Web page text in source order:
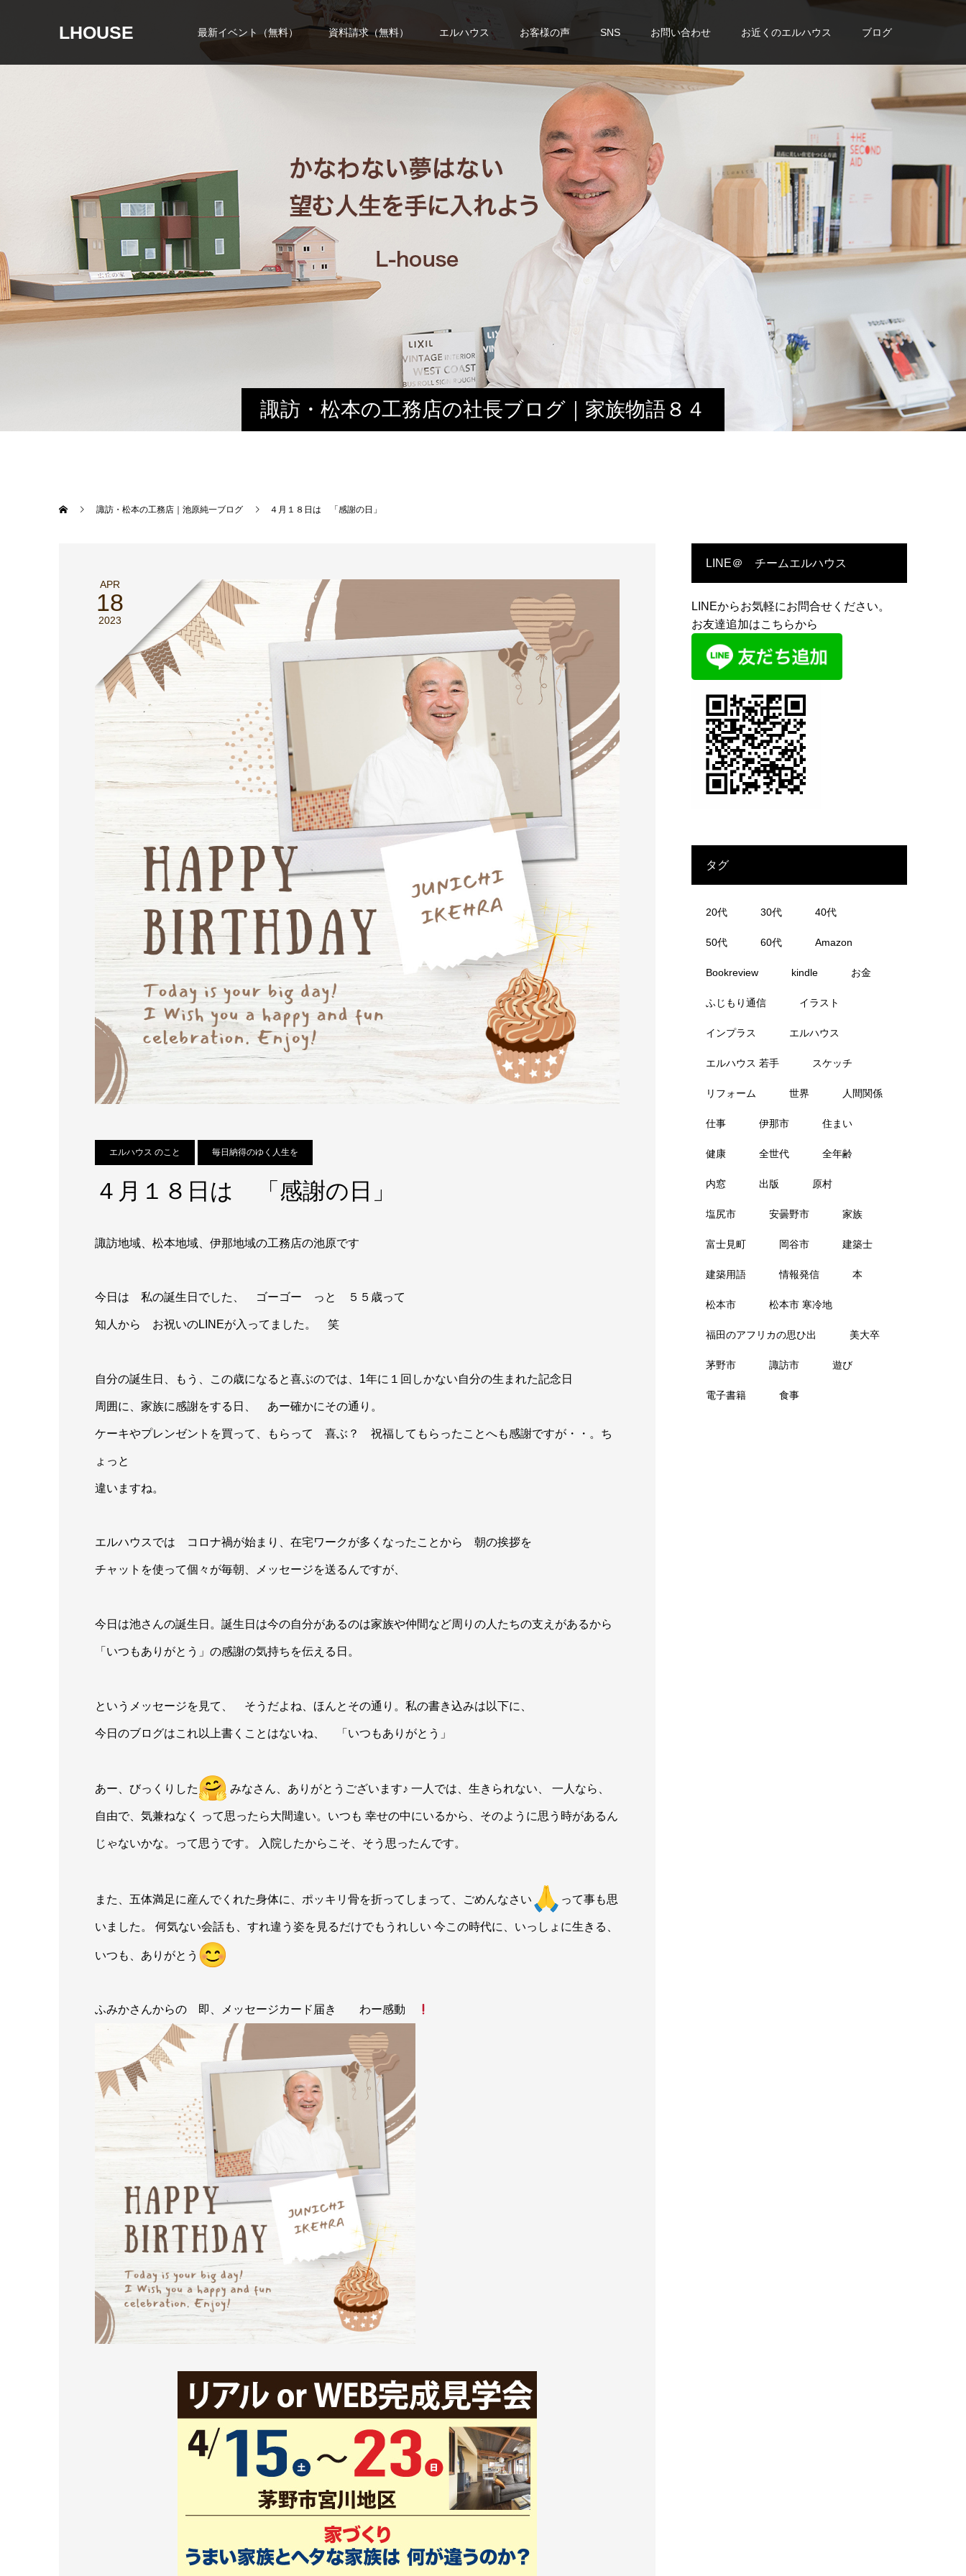
LHOUSE 最新イベント（無料） 資料請求（無料） エルハウス お客様の声 SNS お問い合わせ お近くのエルハウス ブログ
諏訪・松本の工務店の社長ブログ｜家族物語８４
諏訪・松本の工務店｜池原純一ブログ ４月１８日は 「感謝の日」
APR
18
2023
エルハウス のこと 毎日納得のゆく人生を
４月１８日は 「感謝の日」
諏訪地域、松本地域、伊那地域の工務店の池原です
今日は 私の誕生日でした、 ゴーゴー っと ５５歳って
知人から お祝いのLINEが入ってました。 笑
自分の誕生日、もう、この歳になると喜ぶのでは、1年に１回しかない自分の生まれた記念日
周囲に、家族に感謝をする日、 あー確かにその通り。
ケーキやプレンゼントを買って、もらって 喜ぶ？ 祝福してもらったことへも感謝ですが・・。ち
ょっと
違いますね。
エルハウスでは コロナ禍が始まり、在宅ワークが多くなったことから 朝の挨拶を
チャットを使って個々が毎朝、メッセージを送るんですが、
今日は池さんの誕生日。誕生日は今の自分があるのは家族や仲間など周りの人たちの支えがあるから
「いつもありがとう」の感謝の気持ちを伝える日。
というメッセージを見て、 そうだよね、ほんとその通り。私の書き込みは以下に、
今日のブログはこれ以上書くことはないね、 「いつもありがとう」
あー、びっくりした みなさん、ありがとうございます♪ 一人では、生きられない、 一人なら、
自由で、気兼ねなく って思ったら大間違い。いつも 幸せの中にいるから、そのように思う時があるん
じゃないかな。って思うです。 入院したからこそ、そう思ったんです。
また、五体満足に産んでくれた身体に、ポッキリ骨を折ってしまって、ごめんなさい って事も思
いました。 何気ない会話も、すれ違う姿を見るだけでもうれしい 今この時代に、いっしょに生きる、
いつも、ありがとう
ふみかさんからの 即、メッセージカード届き わー感動
LINE＠ チームエルハウス
LINEからお気軽にお問合せください。
お友達追加はこちらから
タグ
20代 30代 40代
50代 60代 Amazon
Bookreview kindle お金
ふじもり通信 イラスト
インプラス エルハウス
エルハウス 若手 スケッチ
リフォーム 世界 人間関係
仕事 伊那市 住まい
健康 全世代 全年齢
内窓 出版 原村
塩尻市 安曇野市 家族
富士見町 岡谷市 建築士
建築用語 情報発信 本
松本市 松本市 寒冷地
福田のアフリカの思ひ出 美大卒
茅野市 諏訪市 遊び
電子書籍 食事